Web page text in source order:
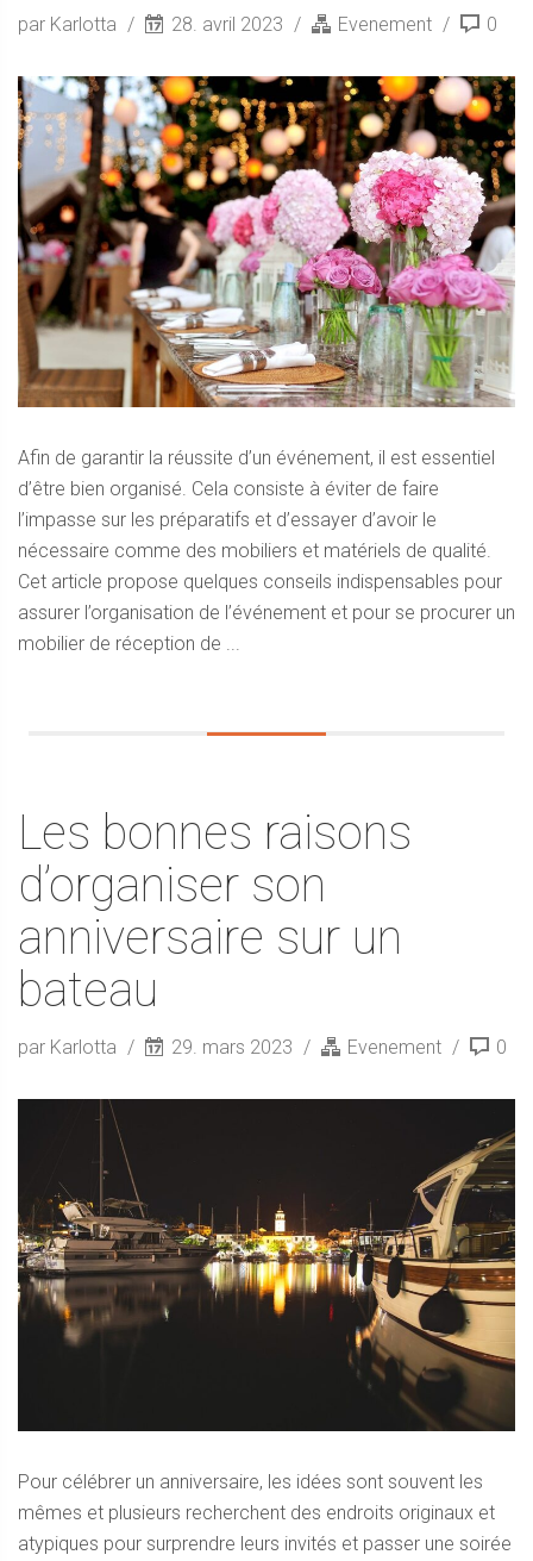
par Karlotta 28. avril 2023 Evenement 0
Afin de garantir la réussite d’un événement, il est essentiel
d’être bien organisé. Cela consiste à éviter de faire
l’impasse sur les préparatifs et d’essayer d’avoir le
nécessaire comme des mobiliers et matériels de qualité.
Cet article propose quelques conseils indispensables pour
assurer l’organisation de l’événement et pour se procurer un
mobilier de réception de ...
Les bonnes raisons
d’organiser son
anniversaire sur un
bateau
par Karlotta 29. mars 2023 Evenement 0
Pour célébrer un anniversaire, les idées sont souvent les
mêmes et plusieurs recherchent des endroits originaux et
atypiques pour surprendre leurs invités et passer une soirée